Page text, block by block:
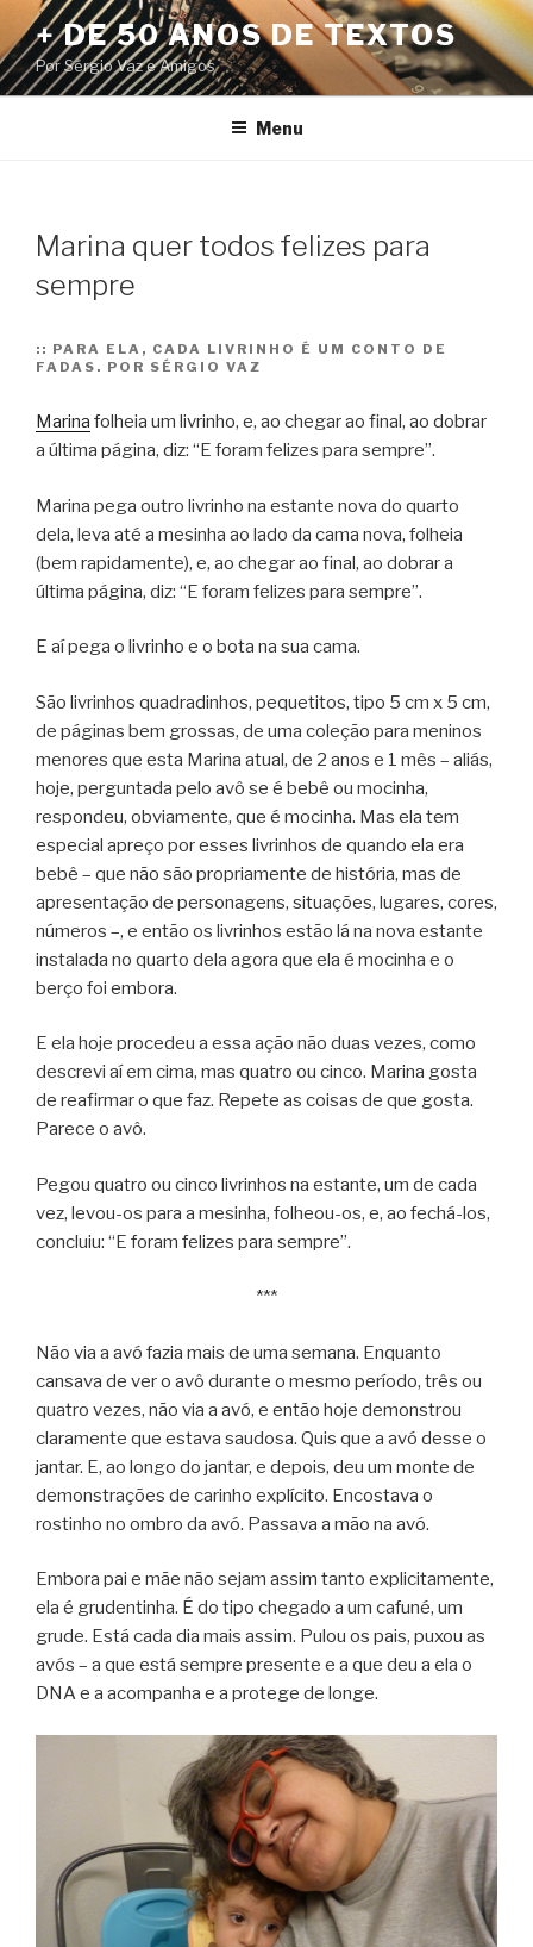
Pular
para
o
conteúdo
+ DE 50 ANOS DE TEXTOS
Por Sérgio Vaz e Amigos
Menu
Marina quer todos felizes para
sempre
:: PARA ELA, CADA LIVRINHO É UM CONTO DE
FADAS. POR SÉRGIO VAZ
Marina folheia um livrinho, e, ao chegar ao final, ao dobrar
a última página, diz: “E foram felizes para sempre”.
Marina pega outro livrinho na estante nova do quarto
dela, leva até a mesinha ao lado da cama nova, folheia
(bem rapidamente), e, ao chegar ao final, ao dobrar a
última página, diz: “E foram felizes para sempre”.
E aí pega o livrinho e o bota na sua cama.
São livrinhos quadradinhos, pequetitos, tipo 5 cm x 5 cm,
de páginas bem grossas, de uma coleção para meninos
menores que esta Marina atual, de 2 anos e 1 mês – aliás,
hoje, perguntada pelo avô se é bebê ou mocinha,
respondeu, obviamente, que é mocinha. Mas ela tem
especial apreço por esses livrinhos de quando ela era
bebê – que não são propriamente de história, mas de
apresentação de personagens, situações, lugares, cores,
números –, e então os livrinhos estão lá na nova estante
instalada no quarto dela agora que ela é mocinha e o
berço foi embora.
E ela hoje procedeu a essa ação não duas vezes, como
descrevi aí em cima, mas quatro ou cinco. Marina gosta
de reafirmar o que faz. Repete as coisas de que gosta.
Parece o avô.
Pegou quatro ou cinco livrinhos na estante, um de cada
vez, levou-os para a mesinha, folheou-os, e, ao fechá-los,
concluiu: “E foram felizes para sempre”.
***
Não via a avó fazia mais de uma semana. Enquanto
cansava de ver o avô durante o mesmo período, três ou
quatro vezes, não via a avó, e então hoje demonstrou
claramente que estava saudosa. Quis que a avó desse o
jantar. E, ao longo do jantar, e depois, deu um monte de
demonstrações de carinho explícito. Encostava o
rostinho no ombro da avó. Passava a mão na avó.
Embora pai e mãe não sejam assim tanto explicitamente,
ela é grudentinha. É do tipo chegado a um cafuné, um
grude. Está cada dia mais assim. Pulou os pais, puxou as
avós – a que está sempre presente e a que deu a ela o
DNA e a acompanha e a protege de longe.